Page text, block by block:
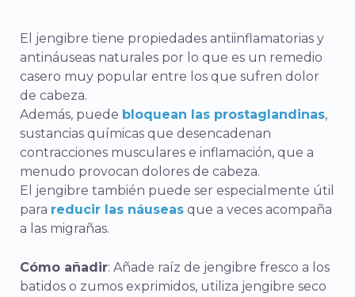
El jengibre tiene propiedades antiinflamatorias y
antináuseas naturales por lo que es un remedio
casero muy popular entre los que sufren dolor
de cabeza.
Además, puede bloquean las prostaglandinas,
sustancias químicas que desencadenan
contracciones musculares e inflamación, que a
menudo provocan dolores de cabeza.
El jengibre también puede ser especialmente útil
para reducir las náuseas que a veces acompaña
a las migrañas.
Cómo añadir: Añade raíz de jengibre fresco a los
batidos o zumos exprimidos, utiliza jengibre seco